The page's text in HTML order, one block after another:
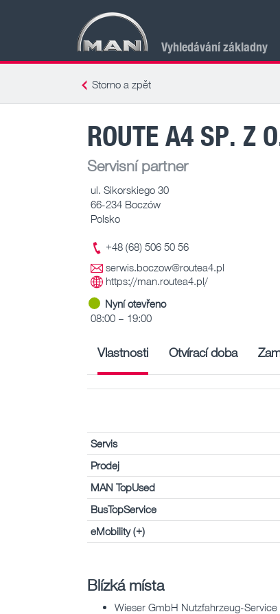
Vyhledávání základny
Storno a zpět
ROUTE A4 SP. Z
Servisní partner
ul. Sikorskiego 30
66-234 Boczów
Polsko
+48 (68) 506 50 56
serwis.boczow@routea4.pl
https://man.routea4.pl/
Nyní otevřeno
08:00 – 19:00
Vlastnosti Otvírací doba
Servis
Prodej
MAN TopUsed
BusTopService
eMobility (+)
Blízká místa
Wieser GmbH Nutzfahrzeug-